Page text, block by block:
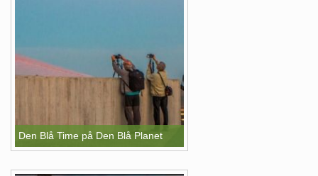
Den Blå Time på Den Blå Planet